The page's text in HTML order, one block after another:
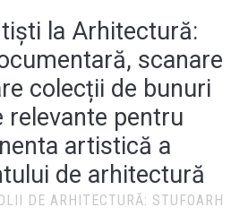
la Arhitectură:
scanare
colecții de bunuri
relevante pentru
artistică a
de arhitectură
DE ARHITECTURĂ: STUFOARH